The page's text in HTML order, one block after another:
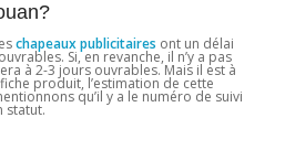
chapeaux publicitaires ont un délai
Si, en revanche, il n’y a pas
à 2-3 jours ouvrables. Mais il est à
produit, l’estimation de cette
qu’il y a le numéro de suivi
statut.